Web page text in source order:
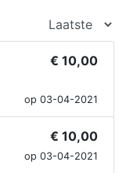
€ 10,00
op 03-04-2021
€ 10,00
op 03-04-2021